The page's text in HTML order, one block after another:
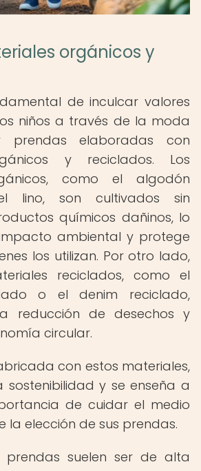
orgánicos y
de inculcar valores
niños a través de la moda
elaboradas con
y reciclados. Los
como el algodón
lino, son cultivados sin
químicos dañinos, lo
ambiental y protege
los utilizan. Por otro lado,
reciclados, como el
o el denim reciclado,
reducción de desechos y
circular.
con estos materiales,
sostenibilidad y se enseña a
de cuidar el medio
la elección de sus prendas.
prendas suelen ser de alta